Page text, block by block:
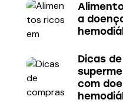
a
Dicas
com